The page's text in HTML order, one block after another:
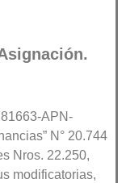
APN-
N° 20.744
Nros. 22.250,
modificatorias,